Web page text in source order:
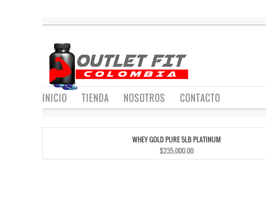
INICIO TIENDA NOSOTROS CONTACTO
WHEY GOLD PURE 5LB PLATINUM
$235,000.00